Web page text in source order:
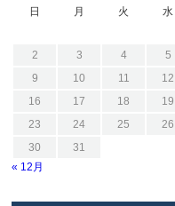
日 月 火 水
2
3 4 5
9
10 11 12
16
17 18 19
23
24 25 26
30
31
« 12月